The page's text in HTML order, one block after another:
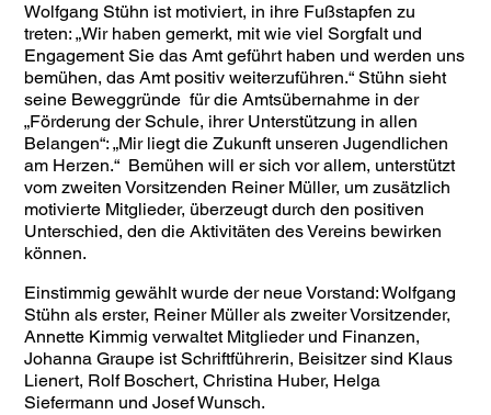
Wolfgang Stühn ist motiviert, in ihre Fußstapfen zu
treten: „Wir haben gemerkt, mit wie viel Sorgfalt und
Engagement Sie das Amt geführt haben und werden uns
bemühen, das Amt positiv weiterzuführen.“ Stühn sieht
seine Beweggründe für die Amtsübernahme in der
„Förderung der Schule, ihrer Unterstützung in allen
Belangen“: „Mir liegt die Zukunft unseren Jugendlichen
am Herzen.“ Bemühen will er sich vor allem, unterstützt
vom zweiten Vorsitzenden Reiner Müller, um zusätzlich
motivierte Mitglieder, überzeugt durch den positiven
Unterschied, den die Aktivitäten des Vereins bewirken
können.
Einstimmig gewählt wurde der neue Vorstand: Wolfgang
Stühn als erster, Reiner Müller als zweiter Vorsitzender,
Annette Kimmig verwaltet Mitglieder und Finanzen,
Johanna Graupe ist Schriftführerin, Beisitzer sind Klaus
Lienert, Rolf Boschert, Christina Huber, Helga
Siefermann und Josef Wunsch.